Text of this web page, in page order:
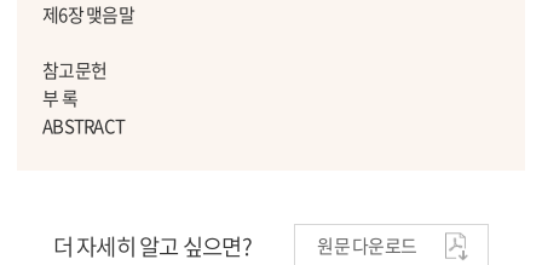
제6장 맺음말
참고문헌
부 록
ABSTRACT
더 자세히 알고 싶으면? 원문 다운로드